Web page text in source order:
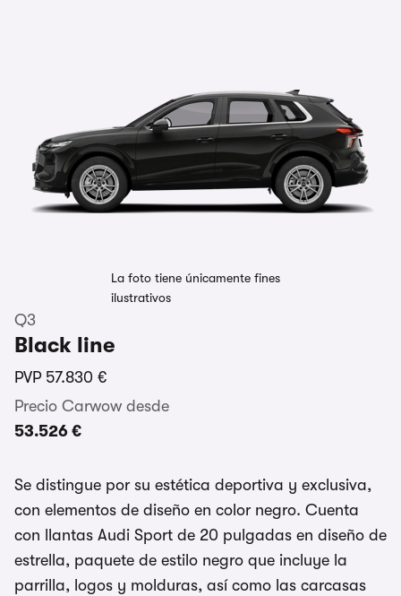
La foto tiene únicamente fines
ilustrativos
Q3
Black line
PVP 57.830 €
Precio Carwow desde
53.526 €
Se distingue por su estética deportiva y exclusiva,
con elementos de diseño en color negro. Cuenta
con llantas Audi Sport de 20 pulgadas en diseño de
estrella, paquete de estilo negro que incluye la
parrilla, logos y molduras, así como las carcasas